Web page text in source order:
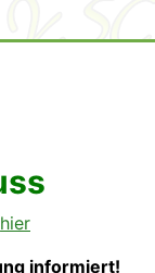
hier
informiert!